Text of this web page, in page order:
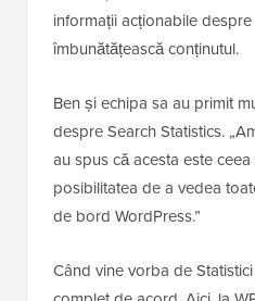
informații acționabile
îmbunătățească conținutul.
Ben și echipa sa au primit
despre Search Statistics.
au spus că acesta este
posibilitatea de a vedea
de bord WordPress.”
Când vine vorba de